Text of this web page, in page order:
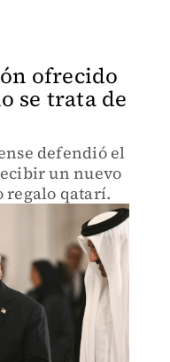
ofrecido
se trata de
defendió el
un nuevo
regalo qatarí.